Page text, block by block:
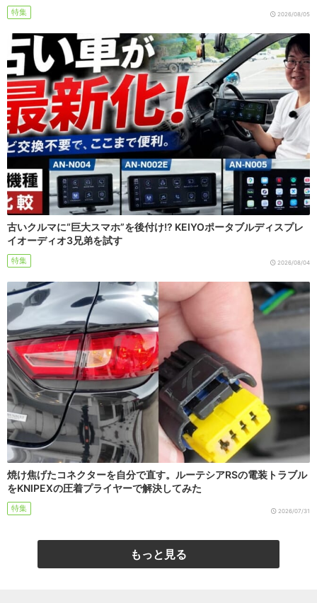
特集 2026/08/05
古いクルマに“巨大スマホ”を後付け!? KEIYOポータブルディスプレ
イオーディオ3兄弟を試す
特集 2026/08/04
焼け焦げたコネクターを自分で直す。ルーテシアRSの電装トラブル
をKNIPEXの圧着プライヤーで解決してみた
特集 2026/07/31
もっと見る